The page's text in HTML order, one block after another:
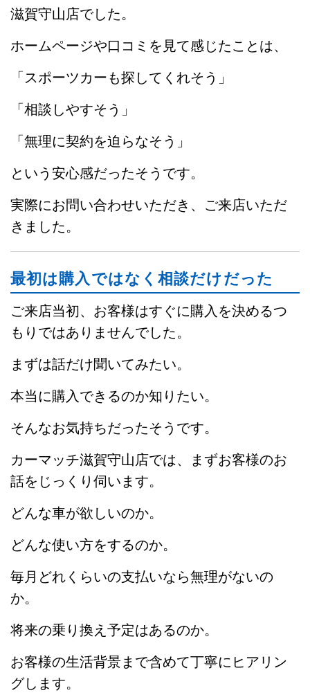
滋賀守山店でした。
ホームページや口コミを見て感じたことは、
「スポーツカーも探してくれそう」
「相談しやすそう」
「無理に契約を迫らなそう」
という安心感だったそうです。
実際にお問い合わせいただき、ご来店いただ
きました。
最初は購入ではなく相談だけだった
ご来店当初、お客様はすぐに購入を決めるつ
もりではありませんでした。
まずは話だけ聞いてみたい。
本当に購入できるのか知りたい。
そんなお気持ちだったそうです。
カーマッチ滋賀守山店では、まずお客様のお
話をじっくり伺います。
どんな車が欲しいのか。
どんな使い方をするのか。
毎月どれくらいの支払いなら無理がないの
か。
将来の乗り換え予定はあるのか。
お客様の生活背景まで含めて丁寧にヒアリン
グします。